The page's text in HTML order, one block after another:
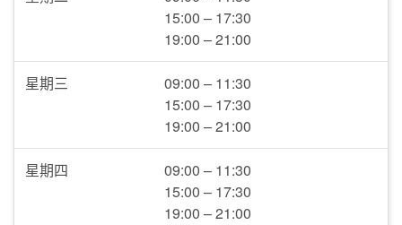
15:00 – 17:30
19:00 – 21:00
星期三
09:00 – 11:30
15:00 – 17:30
19:00 – 21:00
星期四
09:00 – 11:30
15:00 – 17:30
19:00 – 21:00